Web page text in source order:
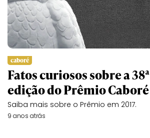
caboré
Fatos curiosos sobre a 38ª
edição do Prêmio Caboré
Saiba mais sobre o Prêmio em 2017.
9 anos atrás